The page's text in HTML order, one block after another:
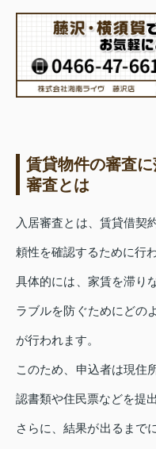
賃貸物件の審査
審査とは
入居審査とは、賃貸借契
頼性を確認するために行
具体的には、家賃を滞り
ラブルを防ぐためにどの
が行われます。
このため、申込者は現住
認書類や住民票などを提
さらに、結果が出るまで